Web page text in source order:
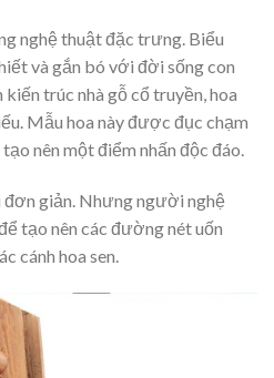
nghệ thuật đặc trưng. Biểu
và gắn bó với đời sống con
trúc nhà gỗ cổ truyền, hoa
Mẫu hoa này được đục chạm
nên một điểm nhấn độc đáo.
giản. Nhưng người nghệ
tạo nên các đường nét uốn
cánh hoa sen.